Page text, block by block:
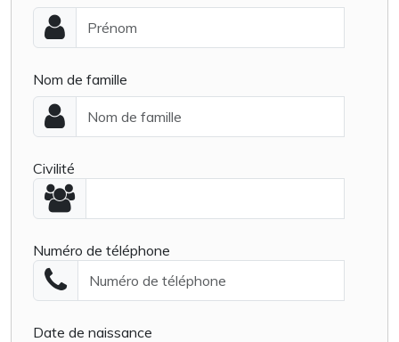
Nom de famille
Civilité
Numéro de téléphone
Date de naissance